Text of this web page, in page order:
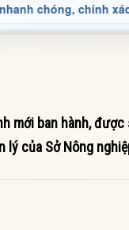
chính xác
mới ban hành,
của Sở Nông